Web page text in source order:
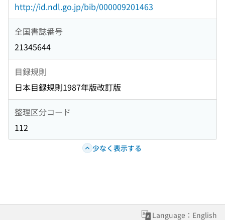
http://id.ndl.go.jp/bib/000009201463
全国書誌番号
21345644
目録規則
日本目録規則1987年版改訂版
整理区分コード
112
少なく表示する
Language：English